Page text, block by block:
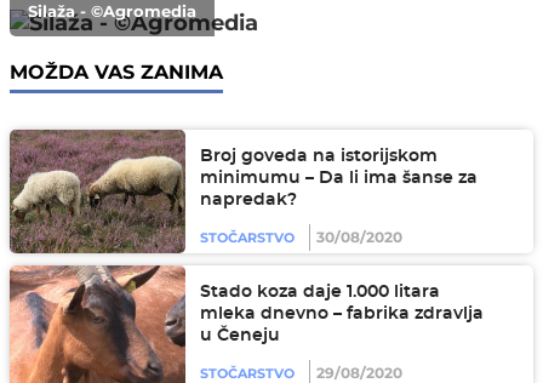
Silaža - ©Agromedia
MOŽDA VAS ZANIMA
Broj goveda na istorijskom
minimumu – Da li ima šanse za
napredak?
STOČARSTVO 30/08/2020
Stado koza daje 1.000 litara
mleka dnevno – fabrika zdravlja
u Čeneju
STOČARSTVO 29/08/2020